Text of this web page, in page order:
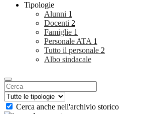
Tipologie
Alunni 1
Docenti 2
Famiglie 1
Personale ATA 1
Tutto il personale 2
Albo sindacale
Cerca anche nell'archivio storico